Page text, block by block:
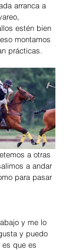
arranca a
estén bien
montamos
prácticas.
a otras
a andar
para pasar
y me lo
y puedo
que es